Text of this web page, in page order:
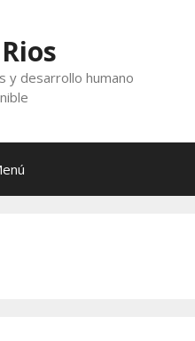
y desarrollo humano